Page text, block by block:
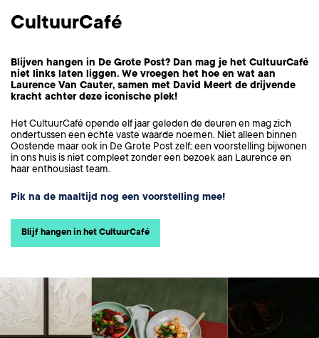
CultuurCafé
Blijven hangen in De Grote Post? Dan mag je het CultuurCafé
niet links laten liggen. We vroegen het hoe en wat aan
Laurence Van Cauter, samen met David Meert de drijvende
kracht achter deze iconische plek!
Het CultuurCafé opende elf jaar geleden de deuren en mag zich
ondertussen een echte vaste waarde noemen. Niet alleen binnen
Oostende maar ook in De Grote Post zelf; een voorstelling bijwonen
in ons huis is niet compleet zonder een bezoek aan Laurence en
haar enthousiast team.
Pik na de maaltijd nog een voorstelling mee!
Blijf hangen in het CultuurCafé
Overslaan